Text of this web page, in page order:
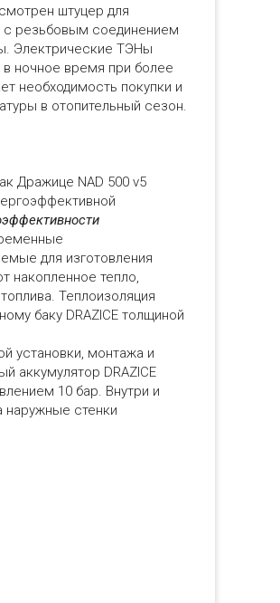
штуцер для
с резьбовым соединением
Электрические ТЭНы
ночное время при более
необходимость покупки и
в отопительный сезон.
Дражице NAD 500 v5
для изготовления
накопленное тепло,
Теплоизоляция
баку DRAZICE толщиной
установки, монтажа и
аккумулятор DRAZICE
10 бар. Внутри и
наружные стенки